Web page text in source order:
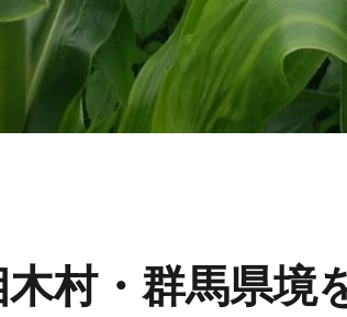
村・群馬県境